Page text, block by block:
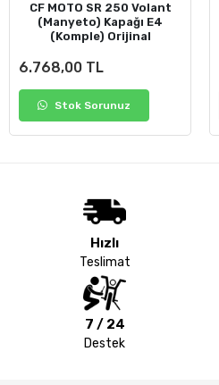
CF MOTO SR 250 Volant
(Manyeto) Kapağı E4
(Komple) Orijinal
6.768,00 TL
Stok Sorunuz
Hızlı
Teslimat
7 / 24
Destek